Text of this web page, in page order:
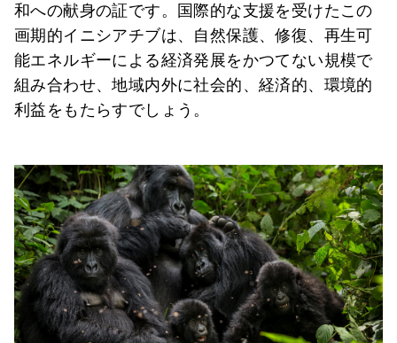
和への献身の証です。国際的な支援を受けたこの
画期的イニシアチブは、自然保護、修復、再生可
能エネルギーによる経済発展をかつてない規模で
組み合わせ、地域内外に社会的、経済的、環境的
利益をもたらすでしょう。